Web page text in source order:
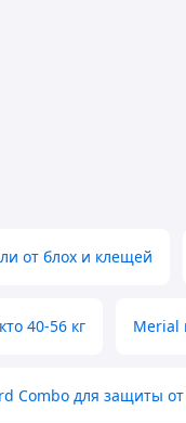
от блох и клещей
40-56 кг Merial
Combo для защиты от